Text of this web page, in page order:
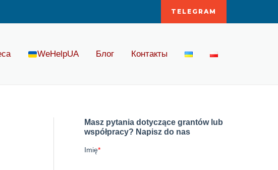
TELEGRAM
WeHelpUA Блог Контакты